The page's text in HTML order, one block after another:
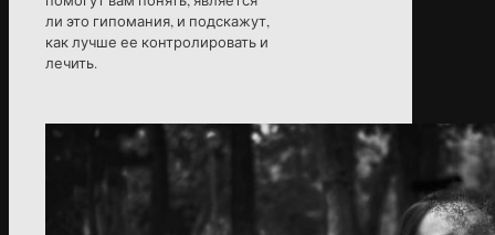
ли это гипомания, и подскажут,
как лучше ее контролировать и
лечить.